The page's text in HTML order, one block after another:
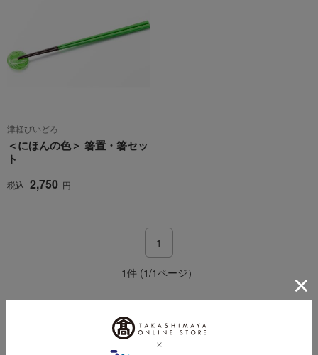
津軽びいどろ
＜にほんの色＞ 箸置・箸セッ
ト
税込 2,750 円
1
1件 (1/1ページ）